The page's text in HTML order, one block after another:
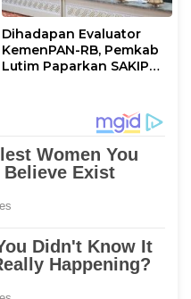
Dihadapan Evaluator
KemenPAN-RB, Pemkab
Lutim Paparkan SAKIP